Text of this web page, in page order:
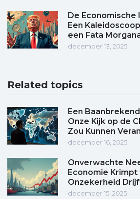
De Economische
Een
een Fata
december 13, 2025
Related topics
Een
Onze Kijk op de
Zou Kunnen
december 16, 2025
Onverwachte
Economie Krimpt
Onzekerheid
december 15, 2025